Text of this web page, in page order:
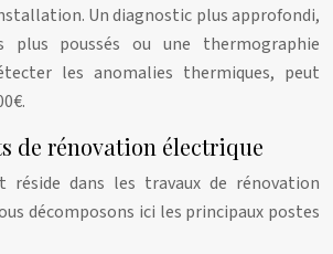
Un diagnostic plus approfondi,
plus poussés ou une thermographie
les anomalies thermiques, peut
de rénovation électrique
réside dans les travaux de rénovation
décomposons ici les principaux postes